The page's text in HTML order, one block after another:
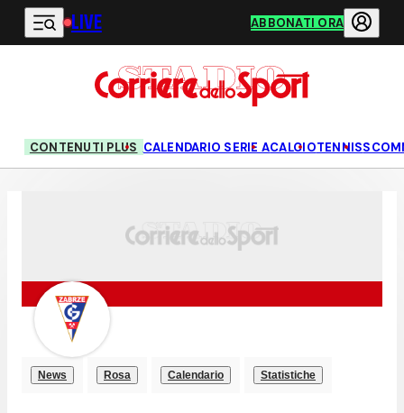
Vai al contenuto principale
LIVE ABBONATI ORA
CONTENUTI PLUS CALENDARIO SERIE ACALCIOTENNIS
News Rosa Calendario Statistiche